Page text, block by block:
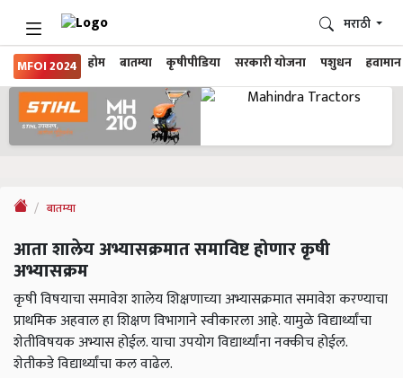
MFOI 2024 होम बातम्या कृषीपीडिया सरकारी योजना पशुधन हवामान
मराठी
बातम्या
आता शालेय अभ्यासक्रमात समाविष्ट होणार कृषी
अभ्यासक्रम
कृषी विषयाचा समावेश शालेय शिक्षणाच्या अभ्यासक्रमात समावेश करण्याचा
प्राथमिक अहवाल हा शिक्षण विभागाने स्वीकारला आहे. यामुळे विद्यार्थ्यांचा
शेतीविषयक अभ्यास होईल. याचा उपयोग विद्यार्थ्यांना नक्कीच होईल.
शेतीकडे विद्यार्थ्यांचा कल वाढेल.